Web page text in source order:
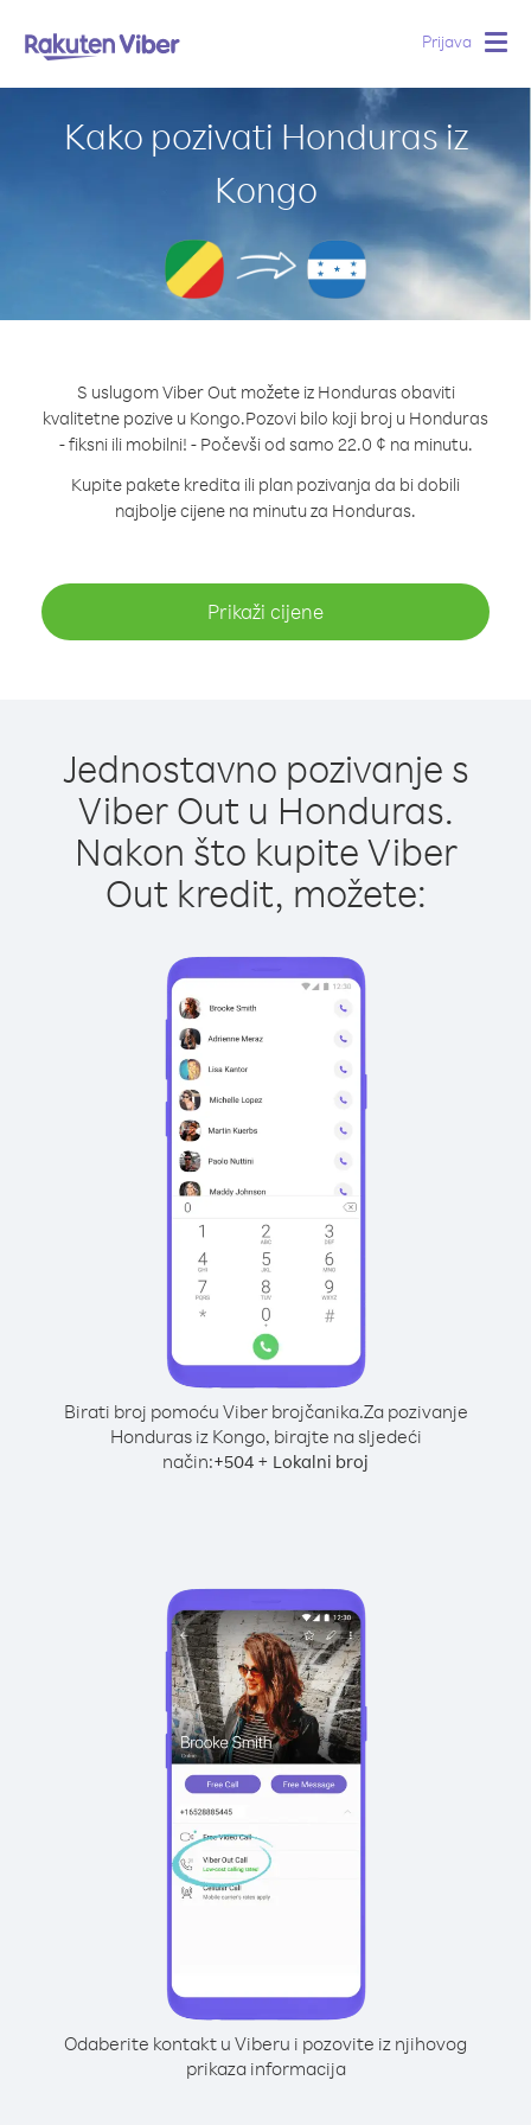
Prijava
Kako pozivati Honduras iz
Kongo
S uslugom Viber Out možete iz Honduras obaviti
kvalitetne pozive u Kongo.Pozovi bilo koji broj u Honduras
- fiksni ili mobilni! - Počevši od samo 22.0 ¢ na minutu.
Kupite pakete kredita ili plan pozivanja da bi dobili
najbolje cijene na minutu za Honduras.
Prikaži cijene
Jednostavno pozivanje s
Viber Out u Honduras.
Nakon što kupite Viber
Out kredit, možete:
Birati broj pomoću Viber brojčanika.Za pozivanje
Honduras iz Kongo, birajte na sljedeći
način:+504 + Lokalni broj
Odaberite kontakt u Viberu i pozovite iz njihovog
prikaza informacija